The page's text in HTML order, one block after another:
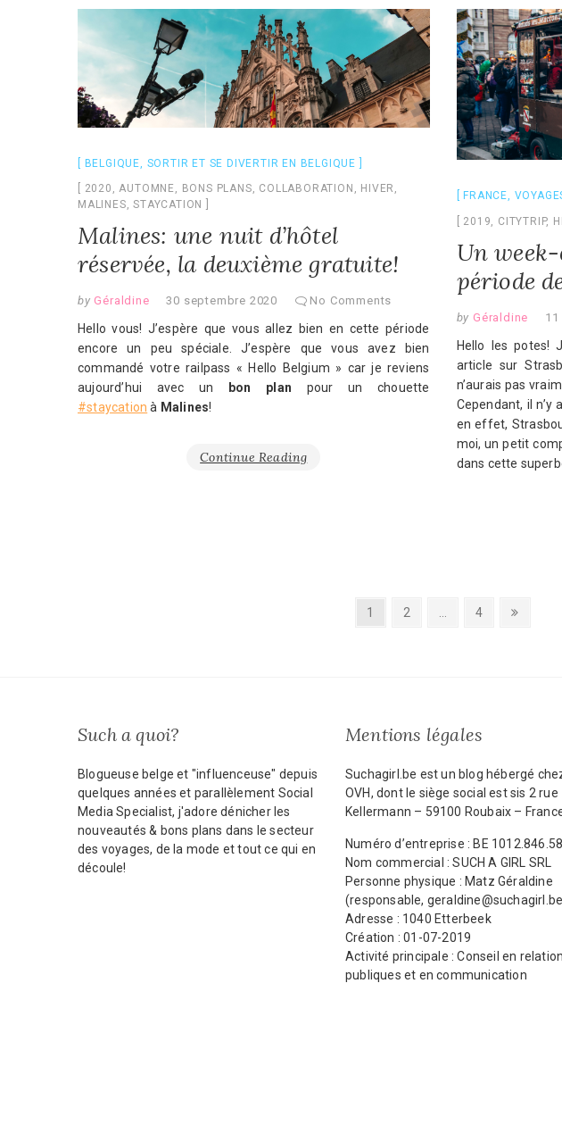
BELGIQUE, SORTIR ET SE DIVERTIR EN BELGIQUE
2020 ,AUTOMNE , BONS PLANS, COLLABORATION , HIVER ,
MALINES,STAYCATION
Malines: une nuit d’hôtel
réservée, la deuxième gratuite!
by Géraldine 30 septembre 2020 No Comments
Hello vous! J’espère que vous allez bien en cette période
encore un peu spéciale. J’espère que vous avez bien
commandé votre railpass « Hello Belgium » car je reviens
aujourd’hui avec un
bon plan pour un chouette
#staycation à Malines!
Continue Reading
FRANCE,
2019, CITYTRIP,
Un
période
by Géraldine
Hello les potes!
article sur
n’aurais pas
Cependant, il n’y
en effet,
moi, un petit
dans cette
Page
1 Page
2 Page
4
Next
Such a quoi?
Blogueuse belge et "influenceuse" depuis
quelques années et parallèlement Social
Media Specialist, j'adore dénicher les
nouveautés & bons plans dans le secteur
des voyages, de la mode et tout ce qui en
découle!
Mentions légales
Suchagirl.be est un blog hébergé
OVH, dont le siège social est sis 2 rue
Kellermann – 59100 Roubaix –
Numéro d’entreprise : BE
Nom commercial : SUCH A GIRL SRL
Personne physique : Matz Géraldine
(responsable,
Adresse : 1040 Etterbeek
Création : 01-07-2019
Activité principale : Conseil en
publiques et en communication